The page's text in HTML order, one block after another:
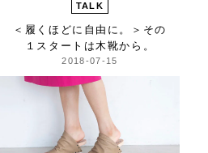
TALK
＜履くほどに自由に。＞ その
１スタートは木靴から。
2018-07-15